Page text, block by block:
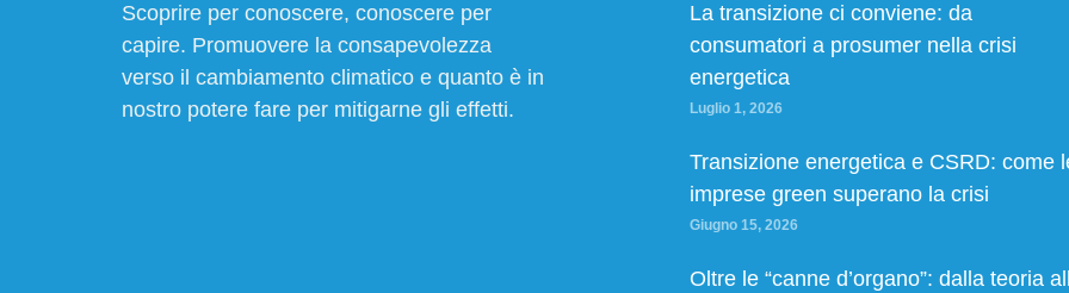
Scoprire per conoscere, conoscere per
capire. Promuovere la consapevolezza
verso il cambiamento climatico e quanto è in
nostro potere fare per mitigarne gli effetti.
La transizione ci conviene: da
consumatori a prosumer nella crisi
energetica
Luglio 1, 2026
Transizione energetica e CSRD: come
imprese green superano la crisi
Giugno 15, 2026
Oltre le “canne d’organo”: dalla teoria